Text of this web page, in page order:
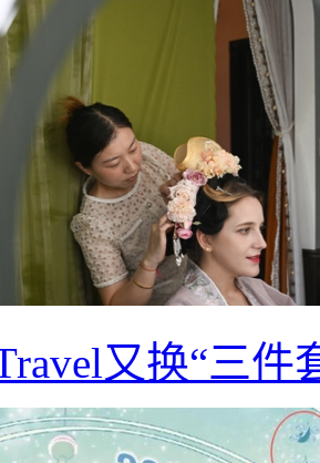
又换“三